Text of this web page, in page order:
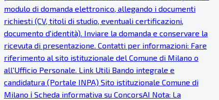
modulo di domanda elettronico, allegando i documenti
richiesti (CV, titoli di studio, eventuali certificazioni,
documento d'identità). Inviare la domanda e conservare la
ricevuta di presentazione. Contatti per informazioni: Fare
riferimento al sito istituzionale del Comune di Milano o
all'Ufficio Personale. Link Utili Bando integrale e
candidatura (Portale INPA) Sito istituzionale Comune di
Milano ℹ Scheda informativa su ConcorsAI Nota: La